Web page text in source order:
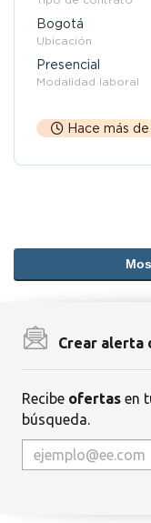
Bogotá
Ubicación
Presencial
Modalidad laboral
Hace más de
Crear alerta
Recibe ofertas en
búsqueda.